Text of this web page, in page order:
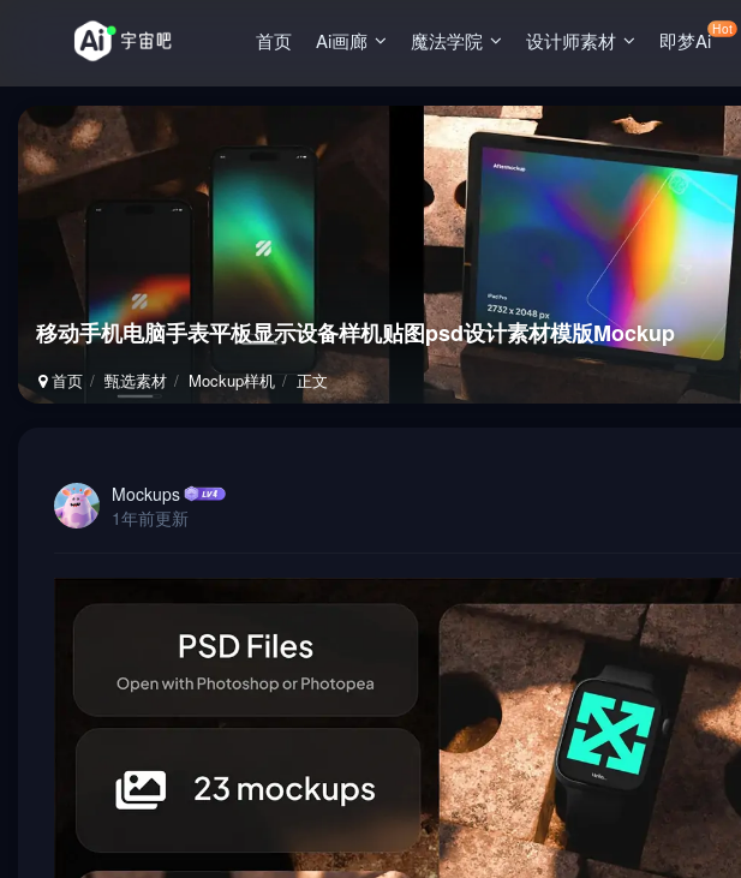
首页 Ai画廊 魔法学院 设计师素材 即梦AiHot
移动手机电脑手表平板显示设备样机贴图psd设计素材模版Mockup
首页 甄选素材 Mockup样机 正文
Mockups
1年前更新